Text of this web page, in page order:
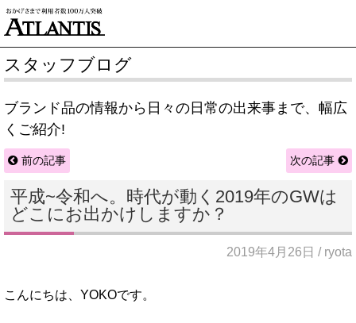
スタッフブログ
ブランド品の情報から日々の日常の出来事まで、幅広
くご紹介!
前の記事 次の記事
平成~令和へ。時代が動く2019年のGWは
どこにお出かけしますか？
2019年4月26日 / ryota
こんにちは、YOKOです。